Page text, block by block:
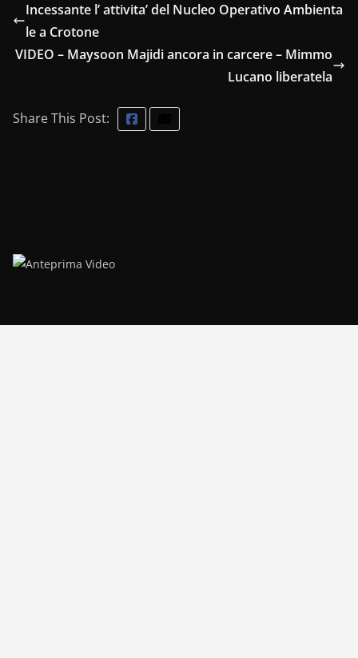
Incessante l’ attivita’ del Nucleo Operativo Ambienta
le a Crotone
VIDEO – Maysoon Majidi ancora in carcere – Mimmo
Lucano liberatela
Share This Post: